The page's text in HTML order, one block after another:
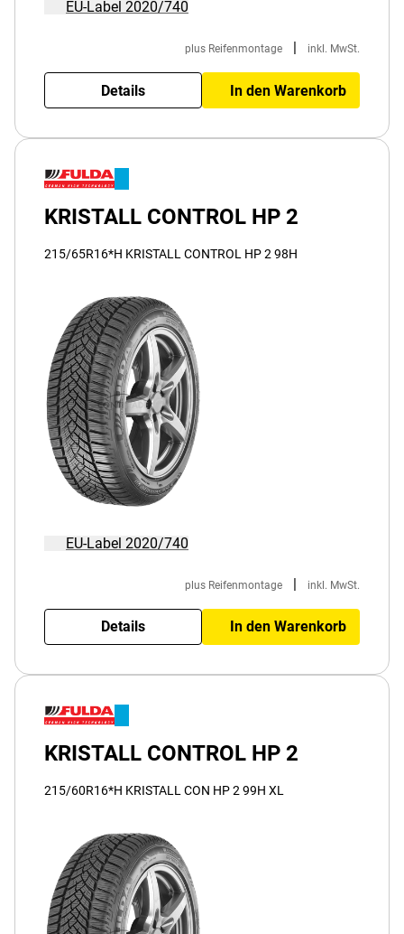
EU-Label 2020/740
plus Reifenmontage inkl. MwSt.
Details In den Warenkorb
KRISTALL CONTROL HP 2
215/65R16*H KRISTALL CONTROL HP 2 98H
EU-Label 2020/740
plus Reifenmontage | inkl. MwSt.
Details In den Warenkorb
KRISTALL CONTROL HP 2
215/60R16*H KRISTALL CON HP 2 99H XL